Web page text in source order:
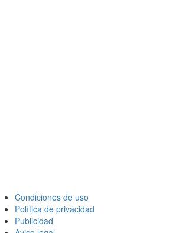
Condiciones de uso
Política de privacidad
Publicidad